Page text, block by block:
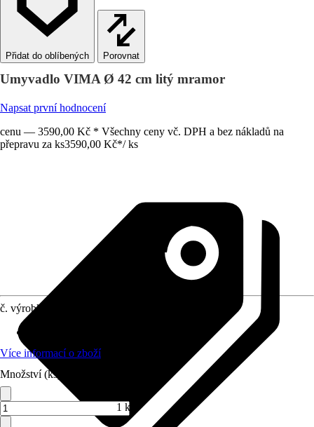
Porovnat
Umyvadlo VIMA Ø 42 cm litý mramor
Napsat první hodnocení
cenu — 3590,00 Kč * Všechny ceny vč. DPH a bez nákladů na
přepravu za ks3590,00 Kč*/ ks
č. výrobku
Více informací o zboží
Množství (ks)
1 ks